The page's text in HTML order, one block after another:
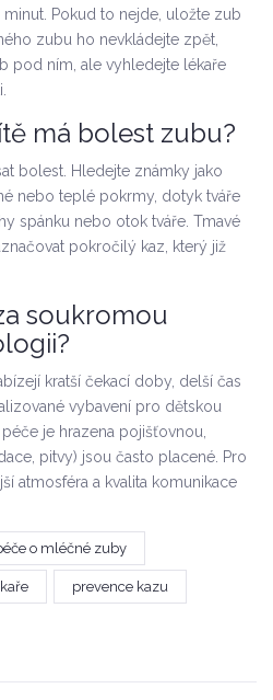
Pokud to nejde, uložte zub
zubu ho nevkládejte zpět,
pod ním, ale vyhledejte lékaře
má bolest zubu?
bolest. Hledejte známky jako
nebo teplé pokrmy, dotyk tváře
spánku nebo otok tváře. Tmavé
pokročilý kaz, který již
soukromou
kratší čekací doby, delší čas
vybavení pro dětskou
je hrazena pojišťovnou,
pitvy) jsou často placené. Pro
atmosféra a kvalita komunikace
o mléčné zuby
prevence kazu